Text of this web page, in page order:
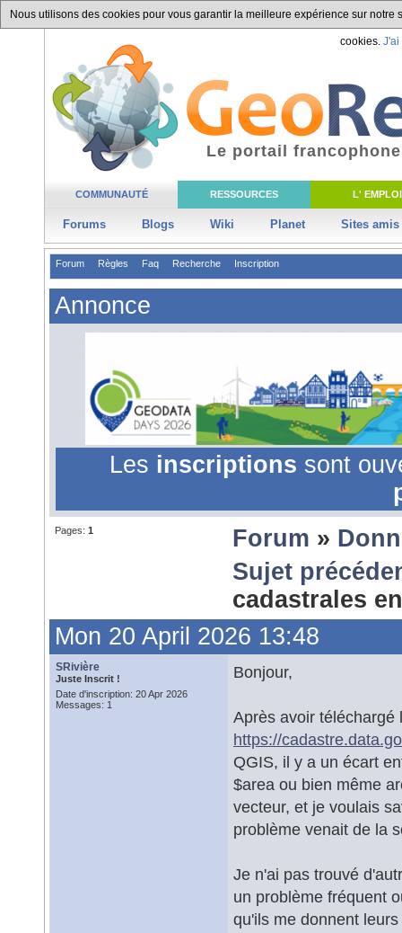
Nous utilisons des cookies pour vous garantir la meilleure expérience sur
cookies. J'ai
COMMUNAUTÉ RESSOURCES L' EMPLOI
Forums Blogs Wiki Planet Sites amis
Le portail
Forum Règles Faq Recherche Inscription
Annonce
Les inscriptions sont
Pages: 1 Forum »
Sujet
cadastrales
Mon 20 April 2026 13:48
SRivière
Juste Inscrit !
Date d'inscription: 20 Apr 2026
Messages: 1
Bonjour,
Après avoir téléchargé
https://
QGIS, il y a un écart
$area ou bien même
vecteur, et je voulais
problème venait de la
Je n'ai pas trouvé
un problème fréquent
qu'ils me donnent